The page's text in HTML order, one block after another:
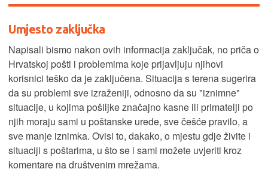
Umjesto zaključka
Napisali bismo nakon ovih informacija zaključak, no priča o
Hrvatskoj pošti i problemima koje prijavljuju njihovi
korisnici teško da je zaključena. Situacija s terena sugerira
da su problemi sve izraženiji, odnosno da su "iznimne"
situacije, u kojima pošiljke značajno kasne ili primatelji po
njih moraju sami u poštanske urede, sve češće pravilo, a
sve manje iznimka. Ovisi to, dakako, o mjestu gdje živite i
situaciji s poštarima, u što se i sami možete uvjeriti kroz
komentare na društvenim mrežama.